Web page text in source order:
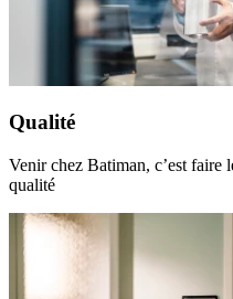
Qualité
Venir chez Batiman, c’est faire
qualité